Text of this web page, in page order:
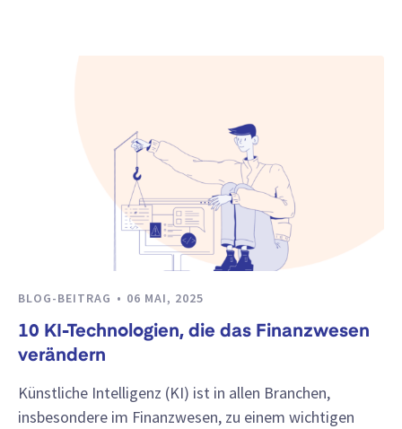
BLOG-BEITRAG 06 MAI, 2025
10 KI-Technologien, die das Finanzwesen
verändern
Künstliche Intelligenz (KI) ist in allen Branchen,
insbesondere im Finanzwesen, zu einem wichtigen